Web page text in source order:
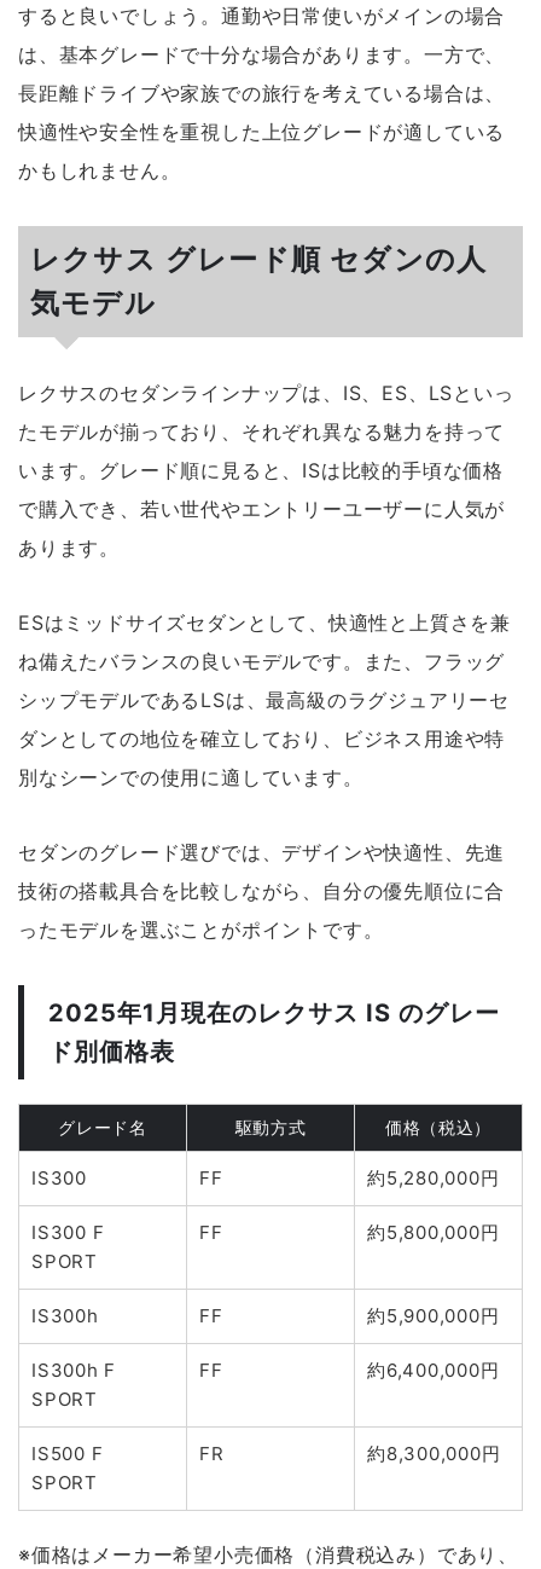
すると良いでしょう。通勤や日常使いがメインの場合
は、基本グレードで十分な場合があります。一方で、
長距離ドライブや家族での旅行を考えている場合は、
快適性や安全性を重視した上位グレードが適している
かもしれません。
レクサス グレード順 セダンの人
気モデル
レクサスのセダンラインナップは、IS、ES、LSといっ
たモデルが揃っており、それぞれ異なる魅力を持って
います。グレード順に見ると、ISは比較的手頃な価格
で購入でき、若い世代やエントリーユーザーに人気が
あります。
ESはミッドサイズセダンとして、快適性と上質さを兼
ね備えたバランスの良いモデルです。また、フラッグ
シップモデルであるLSは、最高級のラグジュアリーセ
ダンとしての地位を確立しており、ビジネス用途や特
別なシーンでの使用に適しています。
セダンのグレード選びでは、デザインや快適性、先進
技術の搭載具合を比較しながら、自分の優先順位に合
ったモデルを選ぶことがポイントです。
2025年1月現在のレクサス IS のグレー
ド別価格表
グレード名 駆動方式 価格（税込）
IS300 FF 約5,280,000円
IS300 F
SPORT
FF 約5,800,000円
IS300h FF 約5,900,000円
IS300h F
SPORT
FF 約6,400,000円
IS500 F
SPORT
FR 約8,300,000円
※価格はメーカー希望小売価格（消費税込み）であり、